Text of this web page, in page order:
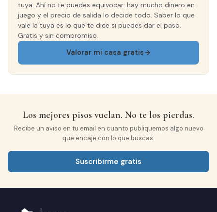
tuya. Ahí no te puedes equivocar: hay mucho dinero en
juego y el precio de salida lo decide todo. Saber lo que
vale la tuya es lo que te dice si puedes dar el paso.
Gratis y sin compromiso.
Valorar mi casa gratis
Los mejores pisos vuelan. No te los pierdas.
Recibe un aviso en tu email en cuanto publiquemos algo nuevo
que encaje con lo que buscas.
Suscribirme gratis